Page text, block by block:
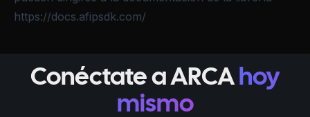
https://docs.afipsdk.com/
Conéctate a ARCA hoy
mismo